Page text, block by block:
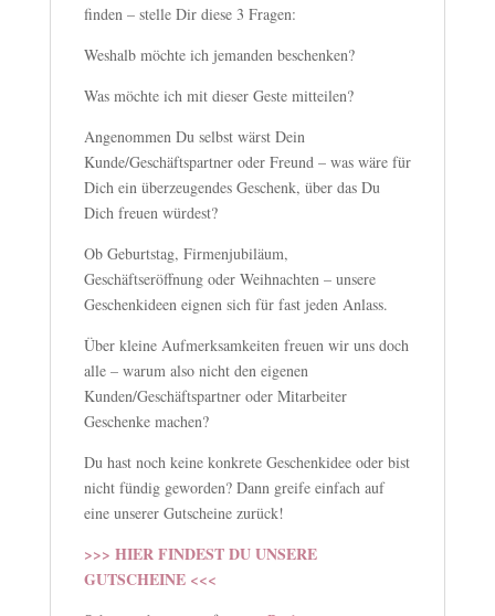
finden – stelle Dir diese 3 Fragen:
Weshalb möchte ich jemanden beschenken?
Was möchte ich mit dieser Geste mitteilen?
Angenommen Du selbst wärst Dein
Kunde/Geschäftspartner oder Freund – was wäre für
Dich ein überzeugendes Geschenk, über das Du
Dich freuen würdest?
Ob Geburtstag, Firmenjubiläum,
Geschäftseröffnung oder Weihnachten – unsere
Geschenkideen eignen sich für fast jeden Anlass.
Über kleine Aufmerksamkeiten freuen wir uns doch
alle – warum also nicht den eigenen
Kunden/Geschäftspartner oder Mitarbeiter
Geschenke machen?
Du hast noch keine konkrete Geschenkidee oder bist
nicht fündig geworden? Dann greife einfach auf
eine unserer Gutscheine zurück!
>>> HIER FINDEST DU UNSERE
GUTSCHEINE <<<